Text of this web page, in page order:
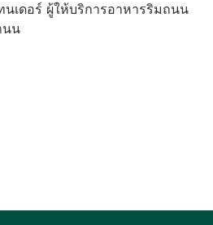
นเดอร์ ผู้ให้บริการอาหารริมถนน
นน